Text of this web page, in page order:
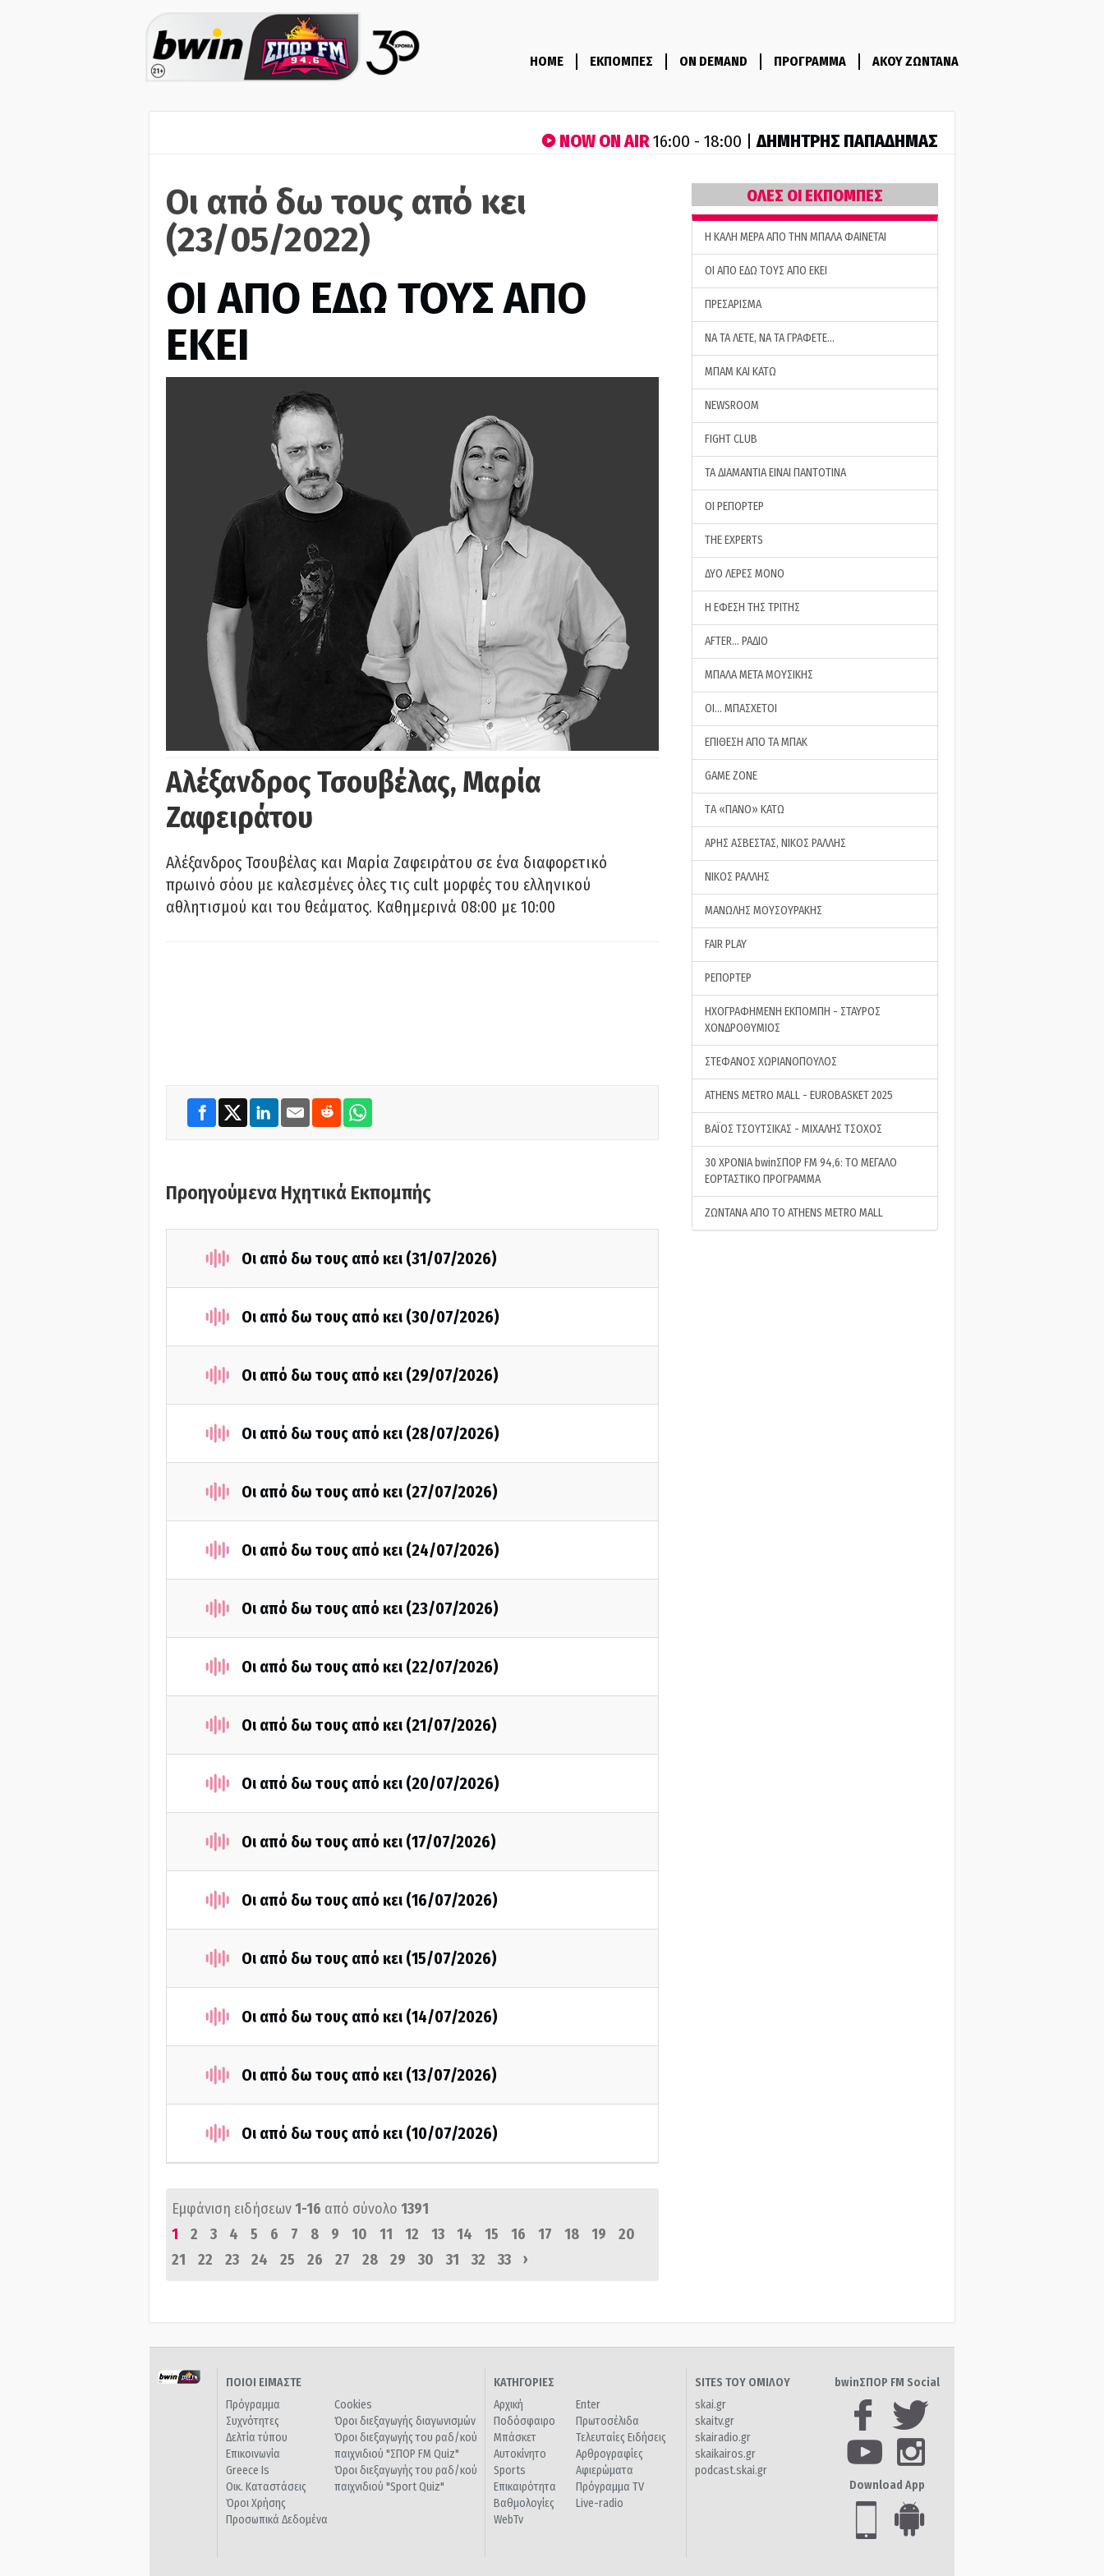
HOME ΕΚΠΟΜΠΕΣ ON DEMAND ΠΡΟΓΡΑΜΜΑ ΑΚΟΥ ΖΩΝΤΑΝΑ
NOW ON AIR16:00 - 18:00 |ΔΗΜΗΤΡΗΣ ΠΑΠΑΔΗΜΑΣ
Οι από δω τους από κει
(23/05/2022)
ΟΙ ΑΠΟ ΕΔΩ ΤΟΥΣ ΑΠΟ
ΕΚΕΙ
Αλέξανδρος Τσουβέλας, Μαρία
Ζαφειράτου
Αλέξανδρος Τσουβέλας και Μαρία Ζαφειράτου σε ένα διαφορετικό
πρωινό σόου με καλεσμένες όλες τις cult μορφές του ελληνικού
αθλητισμού και του θεάματος. Καθημερινά 08:00 με 10:00
Προηγούμενα Ηχητικά Εκπομπής
Οι από δω τους από κει (31/07/2026)
Οι από δω τους από κει (30/07/2026)
Οι από δω τους από κει (29/07/2026)
Οι από δω τους από κει (28/07/2026)
Οι από δω τους από κει (27/07/2026)
Οι από δω τους από κει (24/07/2026)
Οι από δω τους από κει (23/07/2026)
Οι από δω τους από κει (22/07/2026)
Οι από δω τους από κει (21/07/2026)
Οι από δω τους από κει (20/07/2026)
Οι από δω τους από κει (17/07/2026)
Οι από δω τους από κει (16/07/2026)
Οι από δω τους από κει (15/07/2026)
Οι από δω τους από κει (14/07/2026)
Οι από δω τους από κει (13/07/2026)
Οι από δω τους από κει (10/07/2026)
Εμφάνιση ειδήσεων1-16 από σύνολο 1391
1
2 3 4 5 6 7 8 9 10 11 12 13 14 15 16 17 18 19
20
21
22 23 24 25 26 27 28 29 30 31 32 33 ›
ΟΛΕΣ ΟΙ ΕΚΠΟΜΠΕΣ
H ΚΑΛΗ ΜΕΡΑ ΑΠΟ ΤΗΝ ΜΠΑΛΑ ΦΑΙΝΕΤΑΙ
ΟΙ ΑΠΟ ΕΔΩ ΤΟΥΣ ΑΠΟ ΕΚΕΙ
ΠΡΕΣΑΡΙΣΜΑ
ΝΑ ΤΑ ΛΕΤΕ, ΝΑ ΤΑ ΓΡΑΦΕΤΕ…
ΜΠΑΜ ΚΑΙ ΚΑΤΩ
NEWSROOM
FIGHT CLUB
ΤΑ ΔΙΑΜΑΝΤΙΑ ΕΙΝΑΙ ΠΑΝΤΟΤΙΝΑ
ΟΙ ΡΕΠΟΡΤΕΡ
THE EXPERTS
ΔΥΟ ΛΕΡΕΣ ΜΟΝΟ
Η ΕΦΕΣΗ ΤΗΣ ΤΡΙΤΗΣ
AFTER… ΡΑΔΙΟ
ΜΠΑΛΑ ΜΕΤΑ ΜΟΥΣΙΚΗΣ
ΟΙ… ΜΠΑΣΧΕΤΟΙ
ΕΠΙΘΕΣΗ ΑΠΟ ΤΑ ΜΠΑΚ
GAME ZONE
ΤA «ΠΑΝΟ» ΚΑΤΩ
ΑΡΗΣ ΑΣΒΕΣΤΑΣ, ΝΙΚΟΣ ΡΑΛΛΗΣ
ΝΙΚΟΣ ΡΑΛΛΗΣ
ΜΑΝΩΛΗΣ ΜΟΥΣΟΥΡΑΚΗΣ
FAIR PLAY
ΡΕΠΟΡΤΕΡ
ΗΧΟΓΡΑΦΗΜΕΝΗ ΕΚΠΟΜΠΗ - ΣΤΑΥΡΟΣ
ΧΟΝΔΡΟΘΥΜΙΟΣ
ΣΤΕΦΑΝΟΣ ΧΩΡΙΑΝΟΠΟΥΛΟΣ
ATHENS METRO MALL - EUROBASKET 2025
ΒΑΪΟΣ ΤΣΟΥΤΣΙΚΑΣ - ΜΙΧΑΛΗΣ ΤΣΟΧΟΣ
30 ΧΡΟΝΙΑ bwinΣΠΟΡ FM 94,6: ΤΟ ΜΕΓΑΛΟ
ΕΟΡΤΑΣΤΙΚΟ ΠΡΟΓΡΑΜΜΑ
ΖΩΝΤΑΝΑ ΑΠΟ ΤΟ ATHENS METRO MALL
ΠΟΙΟΙ ΕΙΜΑΣΤΕ
Πρόγραμμα
Συχνότητες
Δελτία τύπου
Επικοινωνία
Greece Is
Οικ. Καταστάσεις
Όροι Χρήσης
Προσωπικά Δεδομένα
Cookies
Όροι διεξαγωγής διαγωνισμών
Όροι διεξαγωγής του ραδ/κού
παιχνιδιού "ΣΠΟΡ FM Quiz"
Όροι διεξαγωγής του ραδ/κού
παιχνιδιού "Sport Quiz"
ΚΑΤΗΓΟΡΙΕΣ
Αρχική
Ποδόσφαιρο
Μπάσκετ
Αυτοκίνητο
Sports
Επικαιρότητα
Βαθμολογίες
WebTv
Enter
Πρωτοσέλιδα
Τελευταίες Ειδήσεις
Αρθρογραφίες
Αφιερώματα
Πρόγραμμα TV
Live-radio
SITES ΤΟΥ ΟΜΙΛΟΥ
skai.gr
skaitv.gr
skairadio.gr
skaikairos.gr
podcast.skai.gr
bwinΣΠΟΡ FM Social
Download App